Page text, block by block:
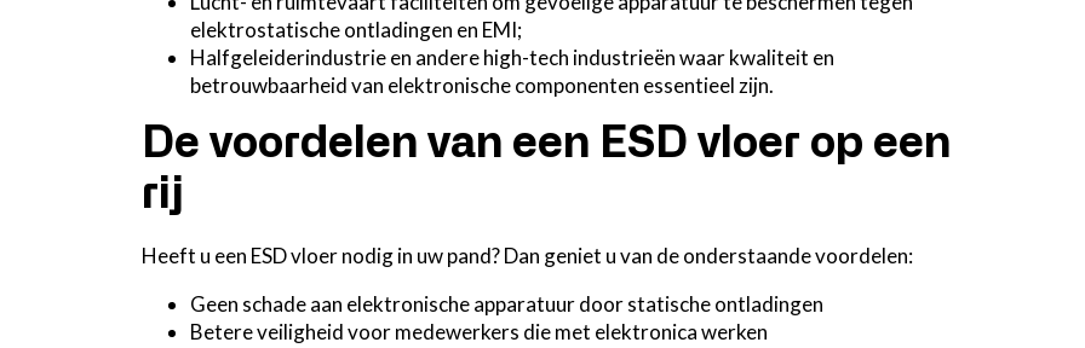
elektrostatische ontladingen en EMI;
Halfgeleiderindustrie en andere high-tech industrieën waar kwaliteit en
betrouwbaarheid van elektronische componenten essentieel zijn.
De voordelen van een ESD vloer op een
rij
Heeft u een ESD vloer nodig in uw pand? Dan geniet u van de onderstaande voordelen:
Geen schade aan elektronische apparatuur door statische ontladingen
Betere veiligheid voor medewerkers die met elektronica werken